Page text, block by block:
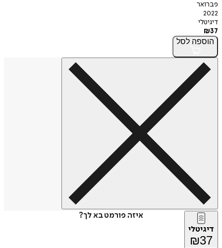
פברואר
2022
דיגיטלי
₪37
הוספה לסל
איזה פורמט בא לך?
דיגיטלי
₪37